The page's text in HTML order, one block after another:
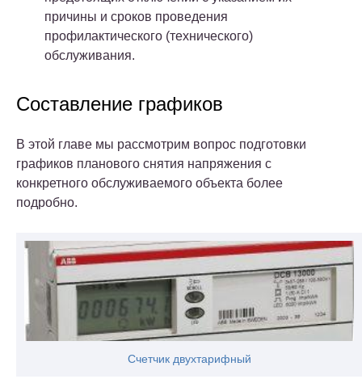
причины и сроков проведения
профилактического (технического)
обслуживания.
Составление графиков
В этой главе мы рассмотрим вопрос подготовки
графиков планового снятия напряжения с
конкретного обслуживаемого объекта более
подробно.
Счетчик двухтарифный